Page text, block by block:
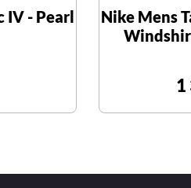
IV - Pearl
Nike Mens
1